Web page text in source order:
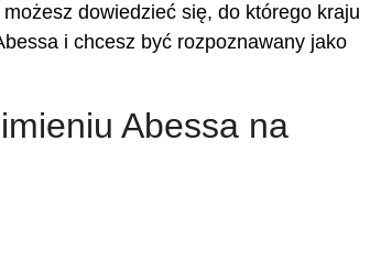
dowiedzieć się, do którego kraju
i chcesz być rozpoznawany jako
Abessa na